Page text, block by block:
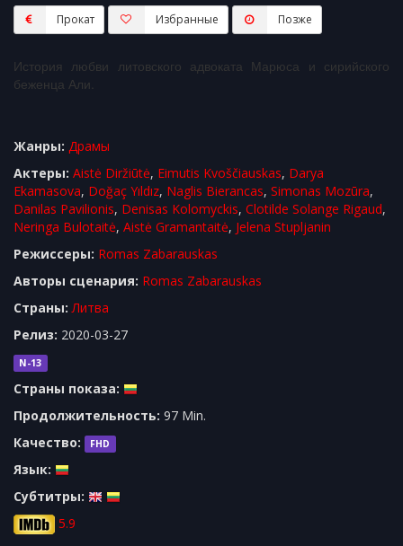
Прокат Избранные Пoзжe
История любви литовского адвоката Марюса и сирийского
беженца Али.
Жанры: Драмы
Актеры: Aistė Diržiūtė, Eimutis Kvoščiauskas, Darya
Ekamasova, Doğaç Yıldız, Naglis Bierancas, Simonas Mozūra,
Danilas Pavilionis, Denisas Kolomyckis, Clotilde Solange Rigaud,
Neringa Bulotaitė, Aistė Gramantaitė, Jelena Stupljanin
Режиссеры: Romas Zabarauskas
Авторы сценария: Romas Zabarauskas
Cтраны:Литва
Релиз: 2020-03-27
N-13
Страны показа:
Продолжительность: 97 Min.
Качество:
FHD
Язык:
Субтитры:
5.9